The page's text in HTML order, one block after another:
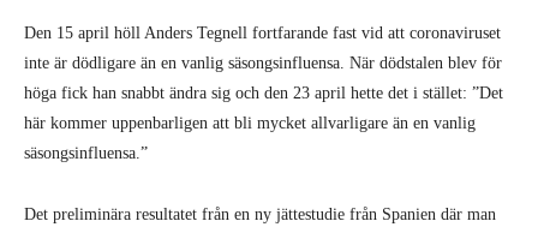
Den 15 april höll Anders Tegnell fortfarande fast vid att coronaviruset
inte är dödligare än en vanlig säsongsinfluensa. När dödstalen blev för
höga fick han snabbt ändra sig och den 23 april hette det i stället: ”Det
här kommer uppenbarligen att bli mycket allvarligare än en vanlig
säsongsinfluensa.”
Det preliminära resultatet från en ny jättestudie från Spanien där man